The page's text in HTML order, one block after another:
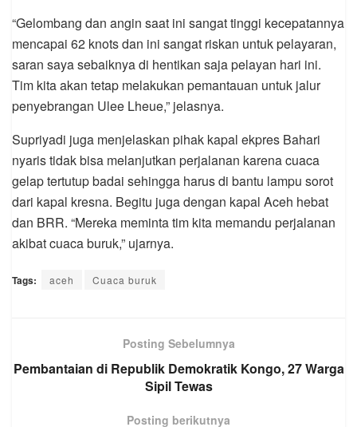
“Gelombang dan angin saat ini sangat tinggi kecepatannya
mencapai 62 knots dan ini sangat riskan untuk pelayaran,
saran saya sebaiknya di hentikan saja pelayan hari ini.
Tim kita akan tetap melakukan pemantauan untuk jalur
penyebrangan Ulee Lheue,” jelasnya.
Supriyadi juga menjelaskan pihak kapal ekpres Bahari
nyaris tidak bisa melanjutkan perjalanan karena cuaca
gelap tertutup badai sehingga harus di bantu lampu sorot
dari kapal kresna. Begitu juga dengan kapal Aceh hebat
dan BRR. “Mereka meminta tim kita memandu perjalanan
akibat cuaca buruk,” ujarnya.
Tags: aceh Cuaca buruk
Posting Sebelumnya
Pembantaian di Republik Demokratik Kongo, 27 Warga
Sipil Tewas
Posting berikutnya